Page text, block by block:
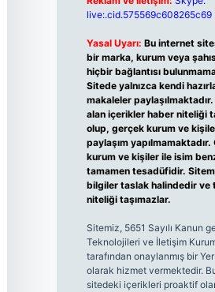
live:.cid.575569c608265c69
Yasal Uyarı: Bu internet
bir marka, kurum veya
hiçbir bağlantısı
Sitede yalnızca kendi
makaleler
alan içerikler haber niteliği
olup, gerçek kurum ve
paylaşım yapılmamaktadır.
kurum ve kişiler ile isim
tamamen tesadüfidir.
bilgiler taslak halindedir ve
niteliği taşımazlar.
Sitemiz, 5651 Sayılı Kanun
Teknolojileri ve İletişim
tarafından onaylanmış bir Yer
olarak hizmet vermektedir.
sitedeki içerikleri proaktif